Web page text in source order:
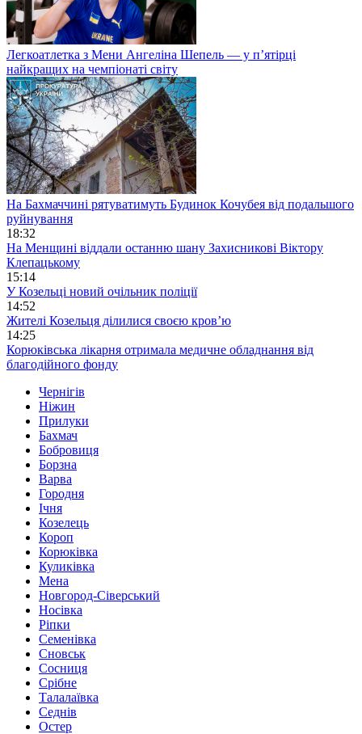
Легкоатлетка з Мени Ангеліна Шепель — у п’ятірці
найкращих на чемпіонаті світу
На Бахмаччині рятуватимуть Будинок Кочубея від подальшого
руйнування
18:32
На Менщині віддали останню шану Захисникові Віктору
Клепацькому
15:14
У Козельці новий очільник поліції
14:52
Жителі Козельця ділилися своєю кров’ю
14:25
Корюківська лікарня отримала медичне обладнання від
благодійного фонду
Чернігів
Ніжин
Прилуки
Бахмач
Бобровиця
Борзна
Варва
Городня
Ічня
Козелець
Короп
Корюківка
Куликівка
Мена
Новгород-Сіверський
Носівка
Ріпки
Семенівка
Сновськ
Сосниця
Срібне
Талалаївка
Седнів
Остер